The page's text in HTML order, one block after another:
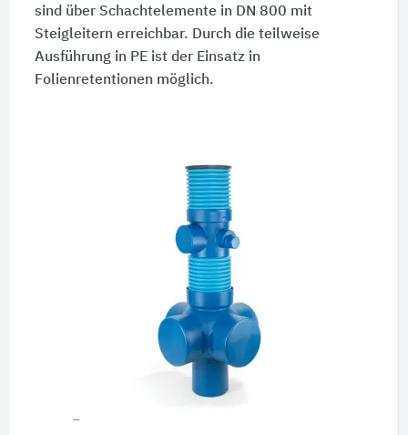
sind über Schachtelemente in DN 800 mit
Steigleitern erreichbar. Durch die teilweise
Ausführung in PE ist der Einsatz in
Folienretentionen möglich.